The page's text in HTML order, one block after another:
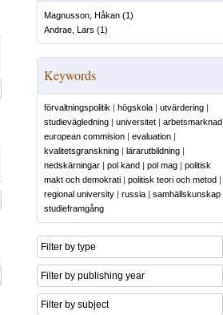
Magnusson, Håkan (1)
Andrae, Lars (1)
Keywords
förvaltningspolitik | högskola | utvärdering |
studievägledning | universitet | arbetsmarknad
european commision | evaluation |
kvalitetsgranskning | lärarutbildning |
nedskärningar | pol kand | pol mag | politisk
makt och demokrati | politisk teori och metod |
regional university | russia | samhällskunskap
studieframgång
Filter by type
Filter by publishing year
Filter by subject